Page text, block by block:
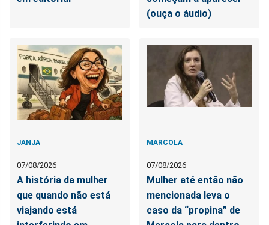
(ouça o áudio)
JANJA
07/08/2026
A história da mulher
que quando não está
viajando está
MARCOLA
07/08/2026
Mulher até então não
mencionada leva o
caso da “propina” de